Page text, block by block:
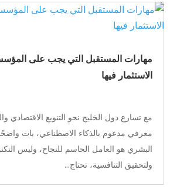
مهارات المستقبل التي يجب على
الاستثمار فيها
مع تسارع دول الخليج نحو التنويع الاقتصادي
معرفي مدعوم بالذكاء الاصطناعي، بات
البشري هو العامل الحاسم للنجاح، وليس
ولتحقيق التنافسية، تحتاج...